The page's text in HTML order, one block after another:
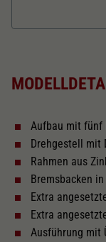
2188
Tauschsatz für
Schliessen
Aufbau mit fünf
Drehgestell mit
Rahmen aus
Bremsbacken
Extra
Extra
Ausführung mit
Zweck